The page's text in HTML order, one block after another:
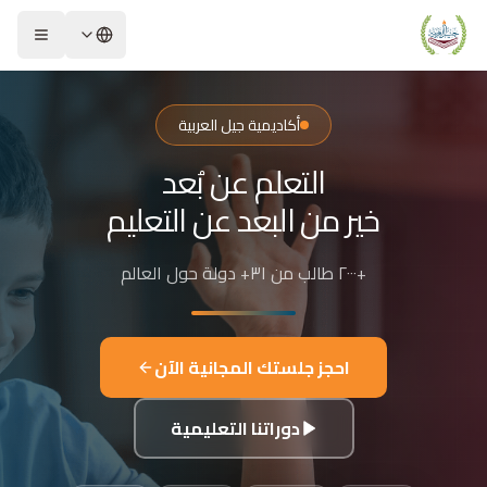
أكاديمية جيل العربية – Jeel Alarabiya Academy
أكاديمية جيل العربية هي منصة تعليمية عبر الإنترنت تأسست عام 2023، متخصصة في تعليم اللغة العربية وتجويد القرآن الكريم والتربية الإسلامية والعلوم للأطفال والبالغين من مختلف أنحاء العالم.
ما الذي تقدمه الأكاديمية؟
تعليم اللغة العربية للناطقين بها وغير الناطقين بها
تجويد وحفظ القرآن الكريم مع إجازات معتمدة
الدراسات الإسلامية والتربية الدينية
اللغة الإنجليزية والفرنسية
البرمجة وعلم الفلك والفنون
تفاصيل الدراسة
الفئات العمرية المستهدفة: من 4 سنوات حتى البالغين
شكل التعليم: مجموعات صغيرة 3-5 طلاب، أو حصص فردية
اللغات المستخدمة في التدريس: العربية، التركية، الإنجليزية، الفرنسية
الشريحة 2 من 4: التعلم عن بُعد خير من البعد عن التعليم
أكاديمية جيل العربية
التعلم عن بُعد
خير من البعد عن التعليم
+٢٠٠٠ طالب من ٣١+ دولة حول العالم
احجز جلستك المجانية الآن
دوراتنا التعليمية